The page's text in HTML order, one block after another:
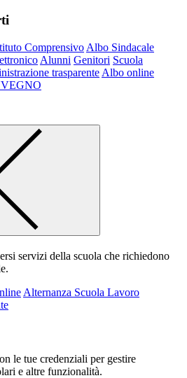
Comprensivo Albo Sindacale
Alunni Genitori Scuola
trasparente Albo online
servizi della scuola che richiedono
Alternanza Scuola Lavoro
le tue credenziali per gestire
e altre funzionalità.